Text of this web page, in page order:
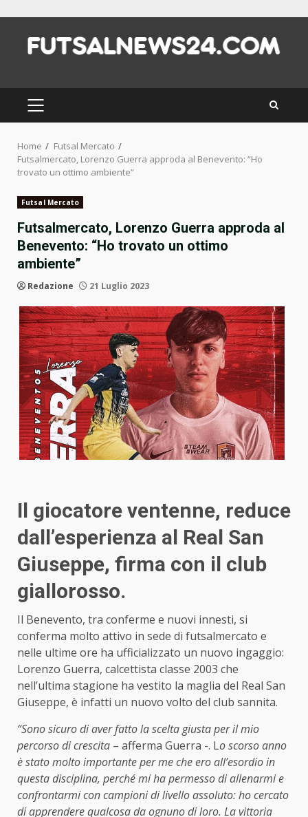
content
PRIMARY
MENU
Home
Futsal Mercato
Futsalmercato, Lorenzo Guerra approda al Benevento: “Ho
trovato un ottimo ambiente”
Futsal Mercato
Futsalmercato, Lorenzo Guerra approda al
Benevento: “Ho trovato un ottimo
ambiente”
Redazione 21 Luglio 2023
Il giocatore ventenne, reduce
dall’esperienza al Real San
Giuseppe, firma con il club
giallorosso.
Il Benevento, tra conferme e nuovi innesti, si
conferma molto attivo in sede di futsalmercato e
nelle ultime ore ha ufficializzato un nuovo ingaggio:
Lorenzo Guerra, calcettista classe 2003 che
nell’ultima stagione ha vestito la maglia del Real San
Giuseppe, è infatti un nuovo volto del club sannita.
“Sono sicuro di aver fatto la scelta giusta per il mio
percorso di crescita – afferma Guerra -. Lo scorso anno
è stato molto importante per me che ero all’esordio in
questa disciplina, perché mi ha permesso di allenarmi e
confrontarmi con campioni di livello assoluto: ho cercato
di apprendere qualcosa da ognuno di loro. La vittoria